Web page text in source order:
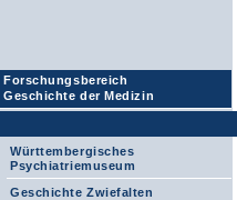
Forschungsbereich
Geschichte der Medizin
Württembergisches
Psychiatriemuseum
Geschichte Zwiefalten